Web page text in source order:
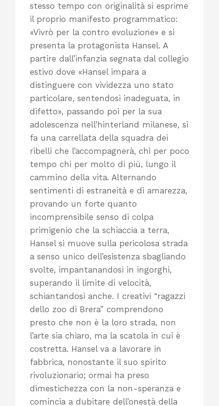
stesso tempo con originalità si esprime
il proprio manifesto programmatico:
«Vivrò per la contro evoluzione» e si
presenta la protagonista Hansel. A
partire dall’infanzia segnata dal collegio
estivo dove «Hansel impara a
distinguere con vividezza uno stato
particolare, sentendosi inadeguata, in
difetto», passando poi per la sua
adolescenza nell’hinterland milanese, si
fa una carrellata della squadra dei
ribelli che l’accompagnerà, chi per poco
tempo chi per molto di più, lungo il
cammino della vita. Alternando
sentimenti di estraneità e di amarezza,
provando un forte quanto
incomprensibile senso di colpa
primigenio che la schiaccia a terra,
Hansel si muove sulla pericolosa strada
a senso unico dell’esistenza sbagliando
svolte, impantanandosi in ingorghi,
superando il limite di velocità,
schiantandosi anche. I creativi “ragazzi
dello zoo di Brera” comprendono
presto che non è la loro strada, non
l’arte sia chiaro, ma la scatola in cui è
costretta. Hansel va a lavorare in
fabbrica, nonostante il suo spirito
rivoluzionario; ormai ha preso
dimestichezza con la non-speranza e
comincia a dubitare dell’onestà della